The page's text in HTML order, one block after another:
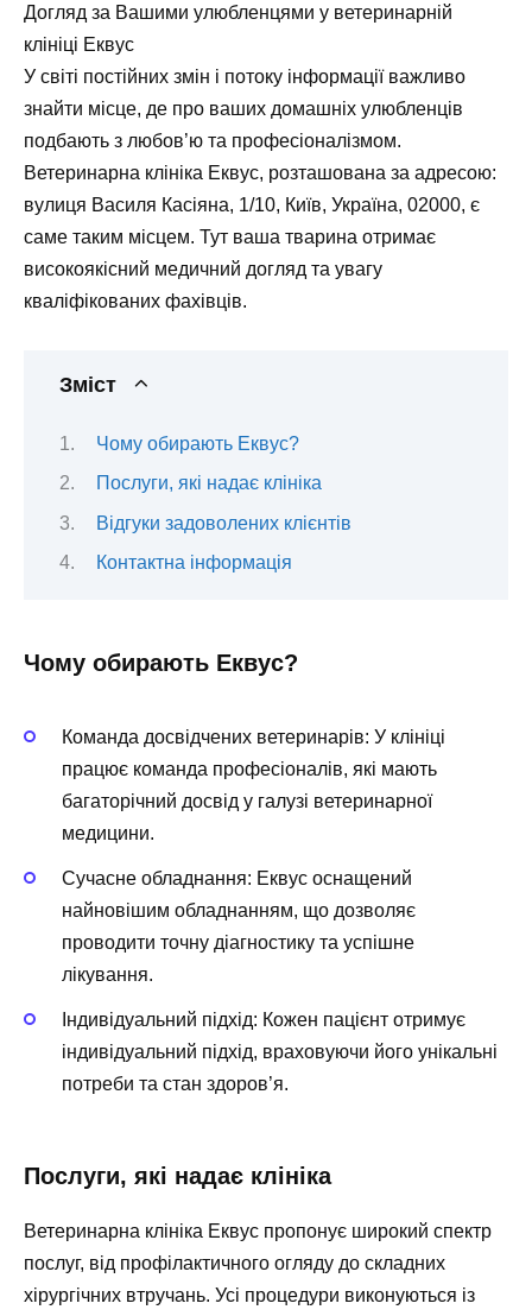
Догляд за Вашими улюбленцями у ветеринарній
клініці Еквус
У світі постійних змін і потоку інформації важливо
знайти місце, де про ваших домашніх улюбленців
подбають з любов’ю та професіоналізмом.
Ветеринарна клініка Еквус, розташована за адресою:
вулиця Василя Касіяна, 1/10, Київ, Україна, 02000, є
саме таким місцем. Тут ваша тварина отримає
високоякісний медичний догляд та увагу
кваліфікованих фахівців.
Зміст
Чому обирають Еквус?
Послуги, які надає клініка
Відгуки задоволених клієнтів
Контактна інформація
Чому обирають Еквус?
Команда досвідчених ветеринарів: У клініці
працює команда професіоналів, які мають
багаторічний досвід у галузі ветеринарної
медицини.
Сучасне обладнання: Еквус оснащений
найновішим обладнанням, що дозволяє
проводити точну діагностику та успішне
лікування.
Індивідуальний підхід: Кожен пацієнт отримує
індивідуальний підхід, враховуючи його унікальні
потреби та стан здоров’я.
Послуги, які надає клініка
Ветеринарна клініка Еквус пропонує широкий спектр
послуг, від профілактичного огляду до складних
хірургічних втручань. Усі процедури виконуються із